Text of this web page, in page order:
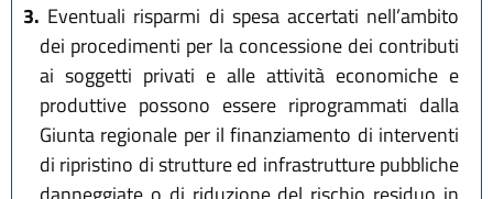
3. Eventuali risparmi di spesa accertati nell’ambito
dei procedimenti per la concessione dei contributi
ai soggetti privati e alle attività economiche e
produttive possono essere riprogrammati dalla
Giunta regionale per il finanziamento di interventi
di ripristino di strutture ed infrastrutture pubbliche